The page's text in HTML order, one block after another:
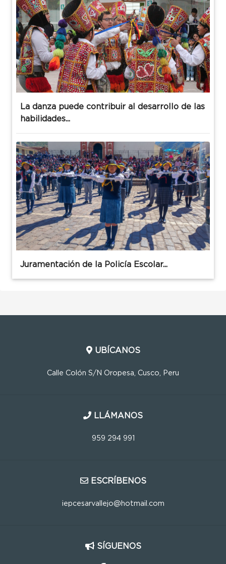
La danza puede contribuir al desarrollo de las
habilidades...
Juramentación de la Policía Escolar...
UBÍCANOS
Calle Colón S/N Oropesa, Cusco, Peru
LLÁMANOS
959 294 991
ESCRÍBENOS
iepcesarvallejo@hotmail.com
SÍGUENOS